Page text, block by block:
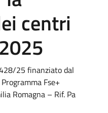
centri
25 finanziato dal
Fse+
Romagna – Rif. Pa